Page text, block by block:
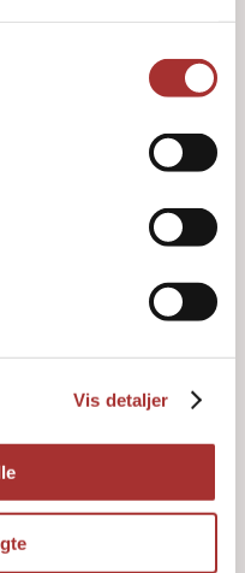
Vis detaljer
takke